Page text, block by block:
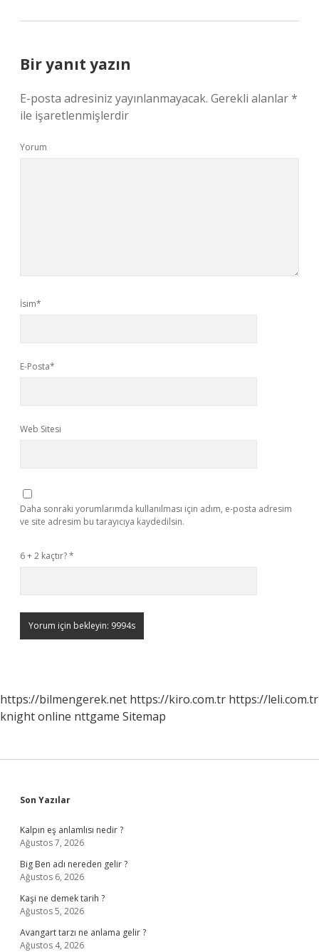
Bir yanıt yazın
E-posta adresiniz yayınlanmayacak. Gerekli alanlar*
ile işaretlenmişlerdir
Yorum
İsim*
E-Posta*
Web Sitesi
Daha sonraki yorumlarımda kullanılması için adım, e-posta adresim
ve site adresim bu tarayıcıya kaydedilsin.
6 + 2 kaçtır?*
https://bilmengerek.net https://kiro.com.tr https://leli.com.tr
knight online nttgame Sitemap
Sidebar
Son Yazılar
Kalpın eş anlamlısı nedir ?
Ağustos 7, 2026
Big Ben adı nereden gelir ?
Ağustos 6, 2026
Kaşi ne demek tarih ?
Ağustos 5, 2026
Avangart tarzı ne anlama gelir ?
Ağustos 4, 2026